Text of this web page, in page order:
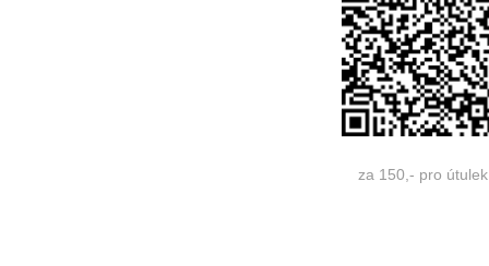
za 150,- pro útulek